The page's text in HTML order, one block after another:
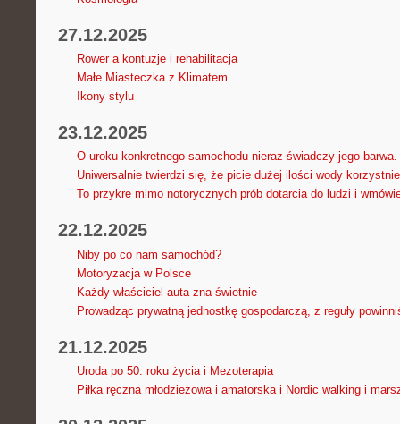
27.12.2025
Rower a kontuzje i rehabilitacja
Małe Miasteczka z Klimatem
Ikony stylu
23.12.2025
O uroku konkretnego samochodu nieraz świadczy jego
Uniwersalnie twierdzi się, że picie dużej ilości wody korzystnie
To przykre mimo notorycznych prób dotarcia do ludzi i
22.12.2025
Niby po co nam samochód?
Motoryzacja w Polsce
Każdy właściciel auta zna świetnie
Prowadząc prywatną jednostkę gospodarczą, z reguły
21.12.2025
Uroda po 50. roku życia i Mezoterapia
Piłka ręczna młodzieżowa i amatorska i Nordic walking i